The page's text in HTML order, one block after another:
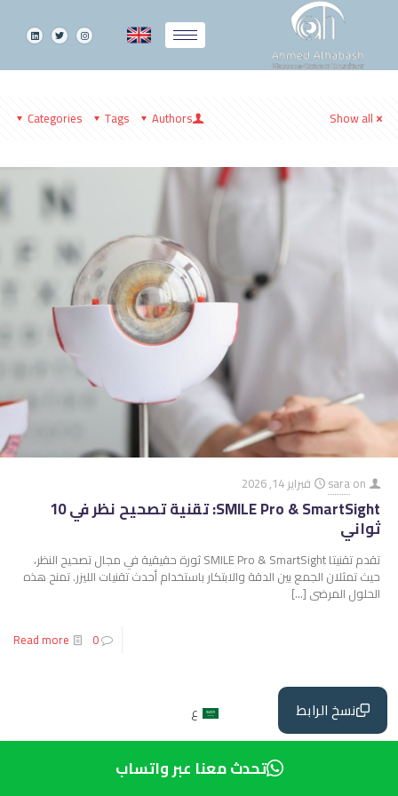
نسخ الرابط
تحدث معنا عبر واتساب
Categories Tags Authors Show all
saraon فبراير 14, 2026
SMILE Pro & SmartSight: تقنية تصحيح نظر في 10
ثواني
تقدم تقنيتا SMILE Pro & SmartSight ثورة حقيقية في مجال تصحيح النظر،
حيث تمثلان الجمع بين الدقة والابتكار باستخدام أحدث تقنيات الليزر. تمنح هذه
الحلول المرضى […]
0
Read more
ع